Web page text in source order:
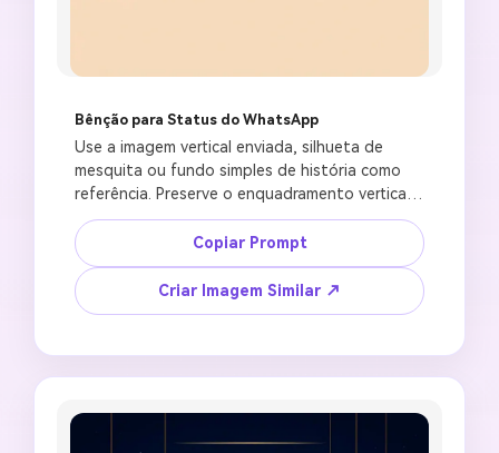
Bênção para Status do WhatsApp
Use a imagem vertical enviada, silhueta de
mesquita ou fundo simples de história como
referência. Preserve o enquadramento vertical,
direção da luz e clima de cor principal. Crie um
status WhatsApp de Jumma Mubarak em 9:16
com lanternas quentes, horizonte suave de
mesquita, lua crescente, atmosfera pacífica de
bênção de sexta-feira, área em branco clara
acabamento de alta resolução para história
mobile, sem anúncio falso de oração, sem letras
Copiar Prompt
Criar Imagem Similar ↗